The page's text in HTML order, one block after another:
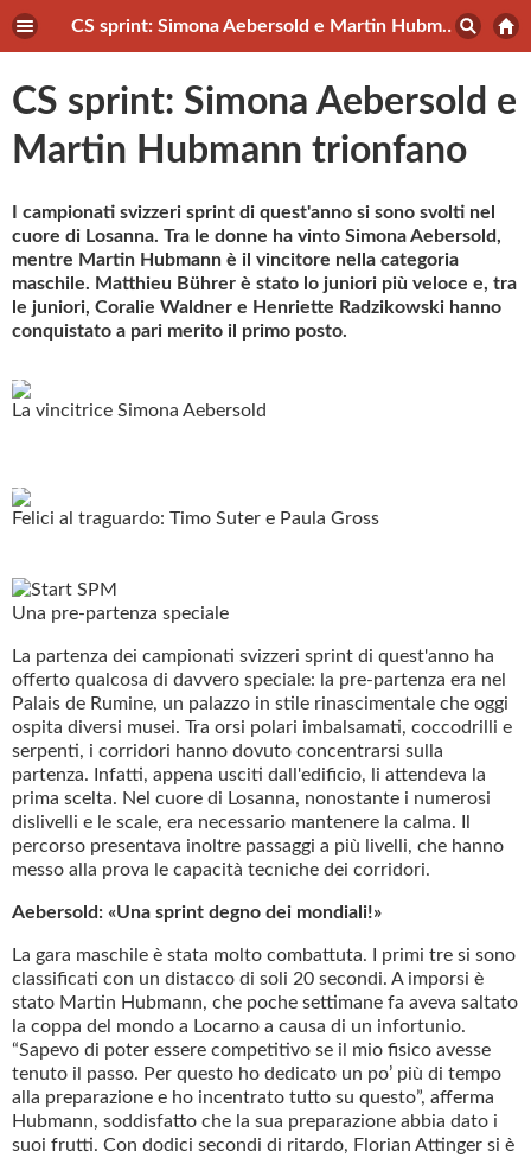
CS sprint: Simona Aebersold e Martin Hubmann trionfano
CS sprint: Simona Aebersold e
Martin Hubmann trionfano
I campionati svizzeri sprint di quest'anno si sono svolti nel
cuore di Losanna. Tra le donne ha vinto Simona Aebersold,
mentre Martin Hubmann è il vincitore nella categoria
maschile. Matthieu Bührer è stato lo juniori più veloce e, tra
le juniori, Coralie Waldner e Henriette Radzikowski hanno
conquistato a pari merito il primo posto.
La vincitrice Simona Aebersold
Felici al traguardo: Timo Suter e Paula Gross
Una pre-partenza speciale
La partenza dei campionati svizzeri sprint di quest'anno ha
offerto qualcosa di davvero speciale: la pre-partenza era nel
Palais de Rumine, un palazzo in stile rinascimentale che oggi
ospita diversi musei. Tra orsi polari imbalsamati, coccodrilli e
serpenti, i corridori hanno dovuto concentrarsi sulla
partenza. Infatti, appena usciti dall'edificio, li attendeva la
prima scelta. Nel cuore di Losanna, nonostante i numerosi
dislivelli e le scale, era necessario mantenere la calma. Il
percorso presentava inoltre passaggi a più livelli, che hanno
messo alla prova le capacità tecniche dei corridori.
Aebersold: «Una sprint degno dei mondiali!»
La gara maschile è stata molto combattuta. I primi tre si sono
classificati con un distacco di soli 20 secondi. A imporsi è
stato Martin Hubmann, che poche settimane fa aveva saltato
la coppa del mondo a Locarno a causa di un infortunio.
“Sapevo di poter essere competitivo se il mio fisico avesse
tenuto il passo. Per questo ho dedicato un po’ più di tempo
alla preparazione e ho incentrato tutto su questo”, afferma
Hubmann, soddisfatto che la sua preparazione abbia dato i
suoi frutti. Con dodici secondi di ritardo, Florian Attinger si è